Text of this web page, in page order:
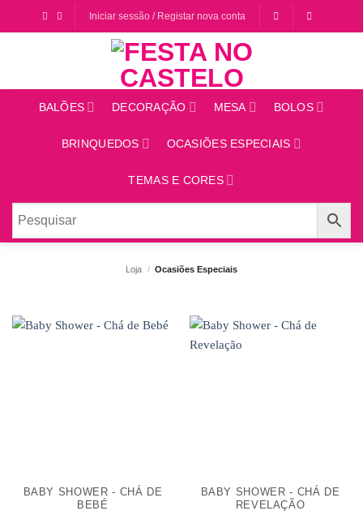
Iniciar sessão / Registar nova conta
BALÕES DECORAÇÃO MESA BOLOS
BRINQUEDOS OCASIÕES ESPECIAIS
TEMAS E CORES
Loja / Ocasiões Especiais
BABY SHOWER - CHÁ DE
BEBÉ
BABY SHOWER - CHÁ DE
REVELAÇÃO